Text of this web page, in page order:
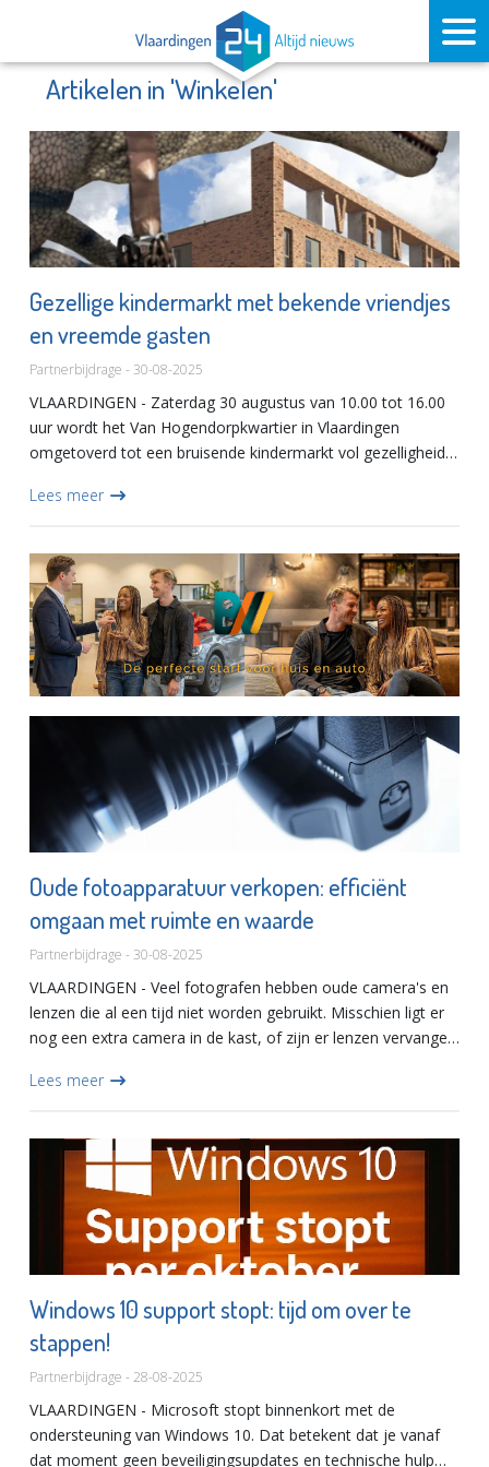
Artikelen in 'Winkelen'
Gezellige kindermarkt met bekende vriendjes
en vreemde gasten
Partnerbijdrage - 30-08-2025
VLAARDINGEN - Zaterdag 30 augustus van 10.00 tot 16.00
uur wordt het Van Hogendorpkwartier in Vlaardingen
omgetoverd tot een bruisende kindermarkt vol gezelligheid,
aard...
Lees meer
Oude fotoapparatuur verkopen: efficiënt
omgaan met ruimte en waarde
Partnerbijdrage - 30-08-2025
VLAARDINGEN - Veel fotografen hebben oude camera's en
lenzen die al een tijd niet worden gebruikt. Misschien ligt er
nog een extra camera in de kast, of zijn er lenzen vervangen
Lees meer
Windows 10 support stopt: tijd om over te
stappen!
Partnerbijdrage - 28-08-2025
VLAARDINGEN - Microsoft stopt binnenkort met de
ondersteuning van Windows 10. Dat betekent dat je vanaf
dat moment geen beveiligingsupdates en technische hulp